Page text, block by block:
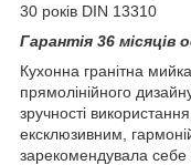
30 років DIN 13310
Гарантія 36 місяців
Кухонна гранітна мийка
прямолінійного
зручності
ексклюзивним,
зарекомендувала